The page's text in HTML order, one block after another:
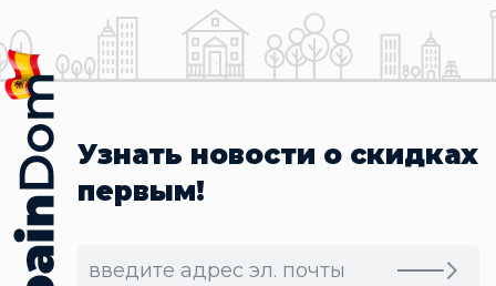
Узнать новости о скидках
первым!